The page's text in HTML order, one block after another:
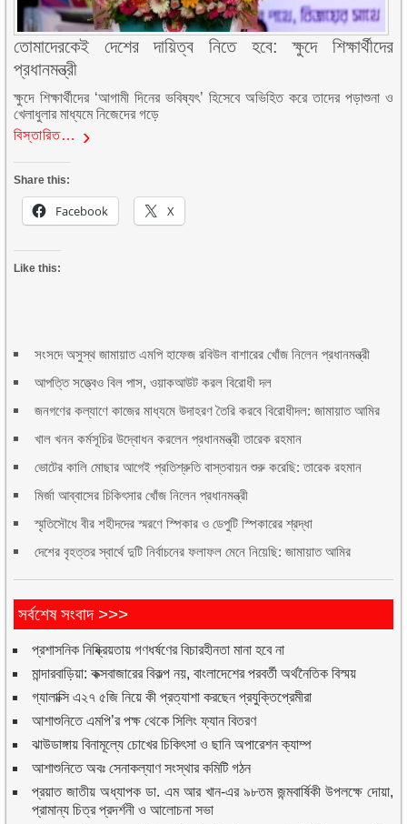
তোমাদেরকেই দেশের দায়িত্ব নিতে হবে: ক্ষুদে শিক্ষার্থীদের
প্রধানমন্ত্রী
ক্ষুদে শিক্ষার্থীদের ‘আগামী দিনের ভবিষ্যৎ’ হিসেবে অভিহিত করে তাদের পড়াশুনা ও
খেলাধুলার মাধ্যমে নিজেদের গড়ে
বিস্তারিত…
Share this:
Facebook X
Like this:
সংসদে অসুস্থ জামায়াত এমপি হাফেজ রবিউল বাশারের খোঁজ নিলেন প্রধানমন্ত্রী
আপত্তি সত্ত্বেও বিল পাস, ওয়াকআউট করল বিরোধী দল
জনগণের কল্যাণে কাজের মাধ্যমে উদাহরণ তৈরি করবে বিরোধীদল: জামায়াত আমির
খাল খনন কর্মসূচির উদ্বোধন করলেন প্রধানমন্ত্রী তারেক রহমান
ভোটের কালি মোছার আগেই প্রতিশ্রুতি বাস্তবায়ন শুরু করেছি: তারেক রহমান
মির্জা আব্বাসের চিকিৎসার খোঁজ নিলেন প্রধানমন্ত্রী
স্মৃতিসৌধে বীর শহীদদের স্মরণে স্পিকার ও ডেপুটি স্পিকারের শ্রদ্ধা
দেশের বৃহত্তর স্বার্থে দুটি নির্বাচনের ফলাফল মেনে নিয়েছি: জামায়াত আমির
সর্বশেষ সংবাদ >>>
প্রশাসনিক নিষ্ক্রিয়তায় গণধর্ষণের বিচারহীনতা মানা হবে না
মান্দারবাড়িয়া: কক্সবাজারের বিকল্প নয়, বাংলাদেশের পরবর্তী অর্থনৈতিক বিস্ময়
গ্যালাক্সি এ২৭ ৫জি নিয়ে কী প্রত্যাশা করছেন প্রযুক্তিপ্রেমীরা
আশাশুনিতে এমপি’র পক্ষ থেকে সিলিং ফ্যান বিতরণ
ঝাউডাঙ্গায় বিনামূল্যে চোখের চিকিৎসা ও ছানি অপারেশন ক্যাম্প
আশাশুনিতে অবঃ সেনাকল্যাণ সংস্থার কমিটি গঠন
প্রয়াত জাতীয় অধ্যাপক ডা. এম আর খান-এর ৯৮তম জন্মবার্ষিকী উপলক্ষে দোয়া,
প্রামান্য চিত্র প্রদর্শনী ও আলোচনা সভা